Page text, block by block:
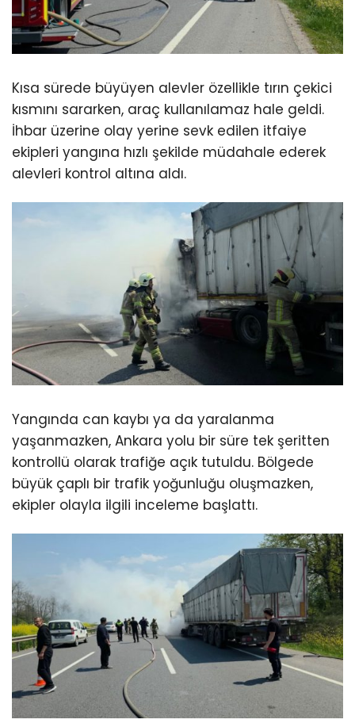
Kısa sürede büyüyen alevler özellikle tırın çekici
kısmını sararken, araç kullanılamaz hale geldi.
İhbar üzerine olay yerine sevk edilen itfaiye
ekipleri yangına hızlı şekilde müdahale ederek
alevleri kontrol altına aldı.
Yangında can kaybı ya da yaralanma
yaşanmazken, Ankara yolu bir süre tek şeritten
kontrollü olarak trafiğe açık tutuldu. Bölgede
büyük çaplı bir trafik yoğunluğu oluşmazken,
ekipler olayla ilgili inceleme başlattı.